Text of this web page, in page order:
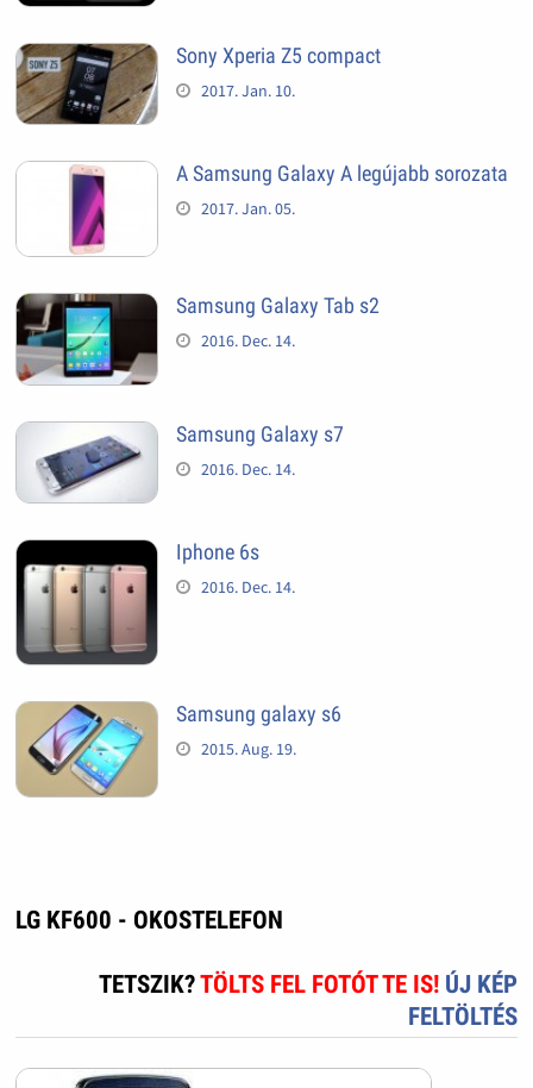
Sony Xperia Z5 compact
2017. Jan. 10.
A Samsung Galaxy A legújabb sorozata
2017. Jan. 05.
Samsung Galaxy Tab s2
2016. Dec. 14.
Samsung Galaxy s7
2016. Dec. 14.
Iphone 6s
2016. Dec. 14.
Samsung galaxy s6
2015. Aug. 19.
LG KF600 - OKOSTELEFON
TETSZIK?TÖLTS FEL FOTÓT TE IS! ÚJ KÉP
FELTÖLTÉS